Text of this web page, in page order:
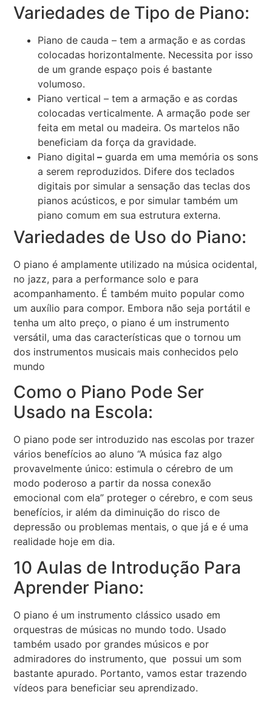
Variedades de Tipo de Piano:
Piano de cauda – tem a armação e as cordas
colocadas horizontalmente. Necessita por isso
de um grande espaço pois é bastante
volumoso.
Piano vertical – tem a armação e as cordas
colocadas verticalmente. A armação pode ser
feita em metal ou madeira. Os martelos não
beneficiam da força da gravidade.
Piano digital – guarda em uma memória os sons
a serem reproduzidos. Difere dos teclados
digitais por simular a sensação das teclas dos
pianos acústicos, e por simular também um
piano comum em sua estrutura externa.
Variedades de Uso do Piano:
O piano é amplamente utilizado na música ocidental,
no jazz, para a performance solo e para
acompanhamento. É também muito popular como
um auxílio para compor. Embora não seja portátil e
tenha um alto preço, o piano é um instrumento
versátil, uma das características que o tornou um
dos instrumentos musicais mais conhecidos pelo
mundo
Como o Piano Pode Ser
Usado na Escola:
O piano pode ser introduzido nas escolas por trazer
vários benefícios ao aluno “A música faz algo
provavelmente único: estimula o cérebro de um
modo poderoso a partir da nossa conexão
emocional com ela” proteger o cérebro, e com seus
benefícios, ir além da diminuição do risco de
depressão ou problemas mentais, o que já e é uma
realidade hoje em dia.
10 Aulas de Introdução Para
Aprender Piano:
O piano é um instrumento clássico usado em
orquestras de músicas no mundo todo. Usado
também usado por grandes músicos e por
admiradores do instrumento, que possui um som
bastante apurado. Portanto, vamos estar trazendo
vídeos para beneficiar seu aprendizado.